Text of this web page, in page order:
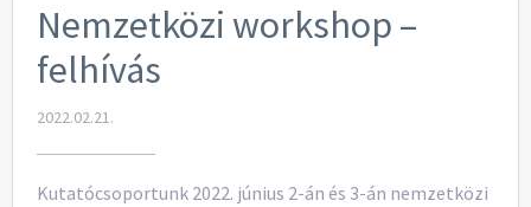
Nemzetközi workshop –
felhívás
2022.02.21.
Kutatócsoportunk 2022. június 2-án és 3-án nemzetközi